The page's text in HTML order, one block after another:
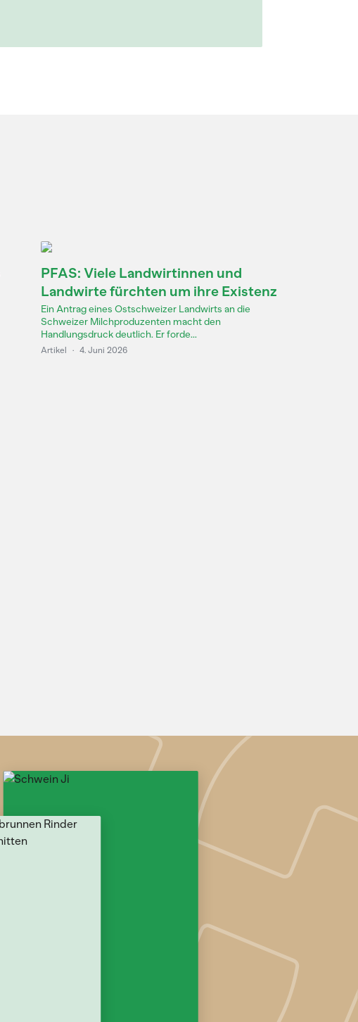
PFAS: Viele Landwirtinnen und
Landwirte fürchten um ihre Existenz
Ein Antrag eines Ostschweizer Landwirts an die
Schweizer Milchproduzenten macht den
Handlungsdruck deutlich. Er forde...
Artikel · 4. Juni 2026